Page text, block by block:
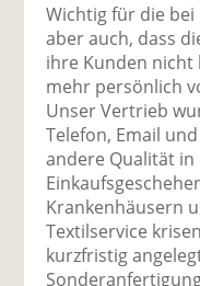
Wichtig für die
aber auch, dass
ihre Kunden
mehr persönlich
Unser Vertrieb
Telefon, Email
andere Qualität in
Krankenhäusern
Textilservice
kurzfristig